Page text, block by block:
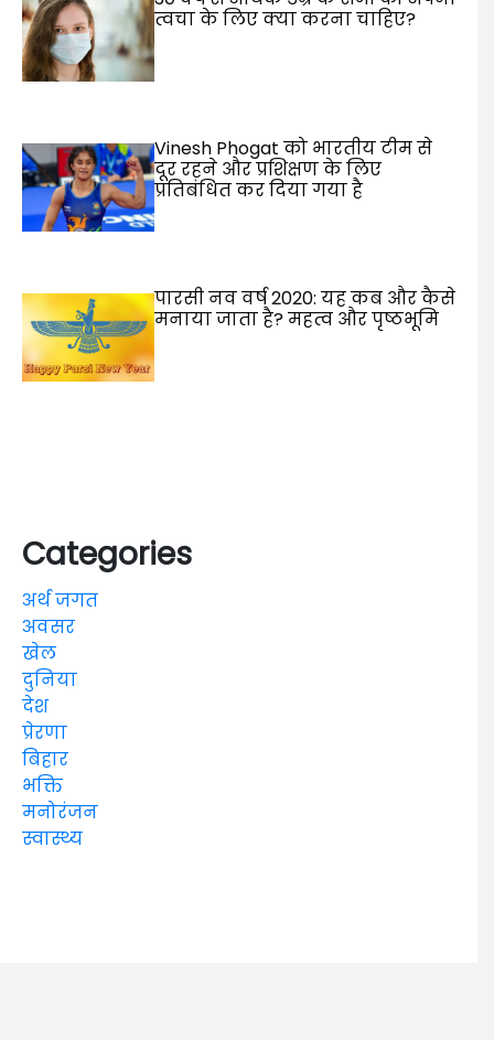
त्वचा के लिए क्या करना चाहिए?
Vinesh Phogat को भारतीय टीम से
दूर रहने और प्रशिक्षण के लिए
प्रतिबंधित कर दिया गया है
पारसी नव वर्ष 2020: यह कब और कैसे
मनाया जाता है? महत्व और पृष्ठभूमि
Categories
अर्थ जगत
अवसर
खेल
दुनिया
देश
प्रेरणा
बिहार
भक्ति
मनोरंजन
स्वास्थ्य